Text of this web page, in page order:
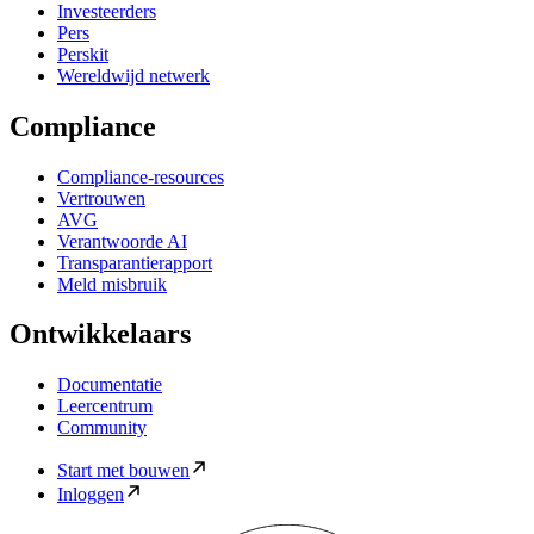
Investeerders
Pers
Perskit
Wereldwijd netwerk
Compliance
Compliance-resources
Vertrouwen
AVG
Verantwoorde AI
Transparantierapport
Meld misbruik
Ontwikkelaars
Documentatie
Leercentrum
Community
Start met bouwen
Inloggen